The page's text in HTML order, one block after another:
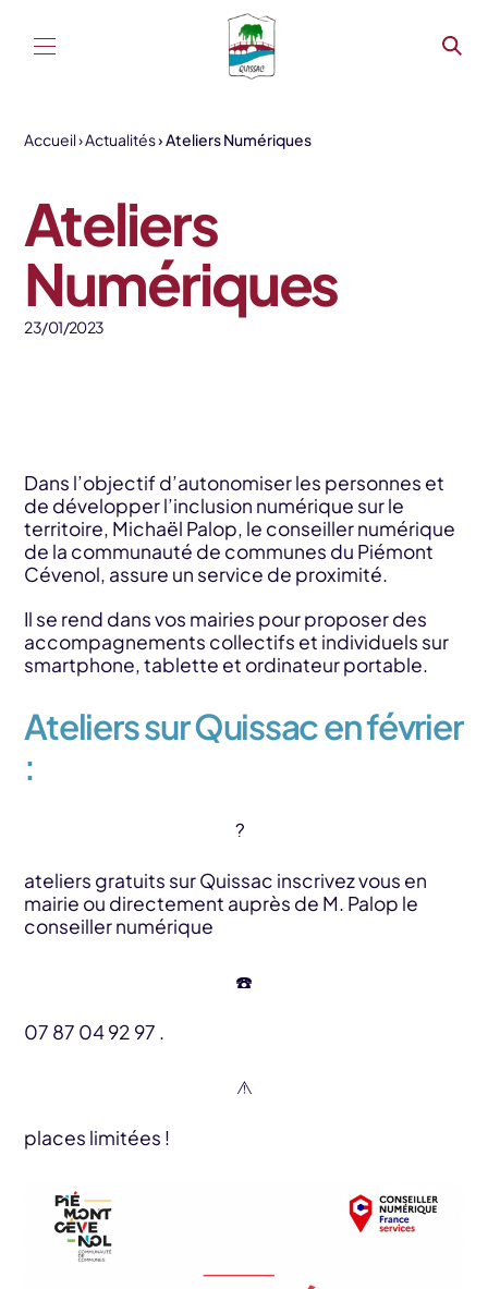
Accueil Actualités Ateliers Numériques
Ateliers
Numériques
23/01/2023
Dans l’objectif d’autonomiser les personnes et
de développer l’inclusion numérique sur le
territoire, Michaël Palop, le conseiller numérique
de la communauté de communes du Piémont
Cévenol, assure un service de proximité.
Il se rend dans vos mairies pour proposer des
accompagnements collectifs et individuels sur
smartphone, tablette et ordinateur portable.
Ateliers sur Quissac en février
:
ateliers gratuits sur Quissac inscrivez vous en
mairie ou directement auprès de M. Palop le
conseiller numérique
07 87 04 92 97 .
places limitées !